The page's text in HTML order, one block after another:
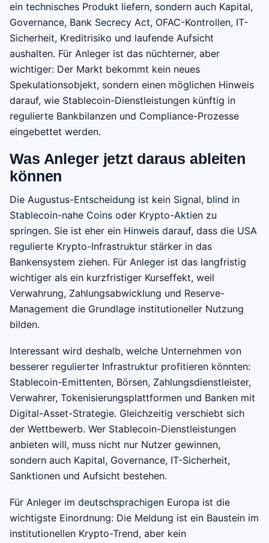
ein technisches Produkt liefern, sondern auch Kapital,
Governance, Bank Secrecy Act, OFAC-Kontrollen, IT-
Sicherheit, Kreditrisiko und laufende Aufsicht
aushalten. Für Anleger ist das nüchterner, aber
wichtiger: Der Markt bekommt kein neues
Spekulationsobjekt, sondern einen möglichen Hinweis
darauf, wie Stablecoin-Dienstleistungen künftig in
regulierte Bankbilanzen und Compliance-Prozesse
eingebettet werden.
Was Anleger jetzt daraus ableiten
können
Die Augustus-Entscheidung ist kein Signal, blind in
Stablecoin-nahe Coins oder Krypto-Aktien zu
springen. Sie ist eher ein Hinweis darauf, dass die USA
regulierte Krypto-Infrastruktur stärker in das
Bankensystem ziehen. Für Anleger ist das langfristig
wichtiger als ein kurzfristiger Kurseffekt, weil
Verwahrung, Zahlungsabwicklung und Reserve-
Management die Grundlage institutioneller Nutzung
bilden.
Interessant wird deshalb, welche Unternehmen von
besserer regulierter Infrastruktur profitieren könnten:
Stablecoin-Emittenten, Börsen, Zahlungsdienstleister,
Verwahrer, Tokenisierungsplattformen und Banken mit
Digital-Asset-Strategie. Gleichzeitig verschiebt sich
der Wettbewerb. Wer Stablecoin-Dienstleistungen
anbieten will, muss nicht nur Nutzer gewinnen,
sondern auch Kapital, Governance, IT-Sicherheit,
Sanktionen und Aufsicht bestehen.
Für Anleger im deutschsprachigen Europa ist die
wichtigste Einordnung: Die Meldung ist ein Baustein im
institutionellen Krypto-Trend, aber kein